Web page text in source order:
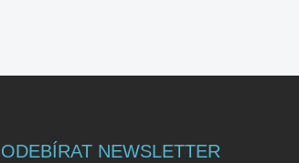
ODEBÍRAT NEWSLETTER